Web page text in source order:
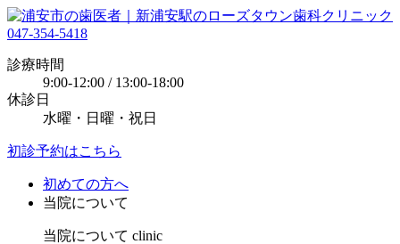
047-354-5418
診療時間
9:00-12:00 / 13:00-18:00
休診日
水曜・日曜・祝日
初診予約はこちら
初めての方へ
当院について
当院について clinic